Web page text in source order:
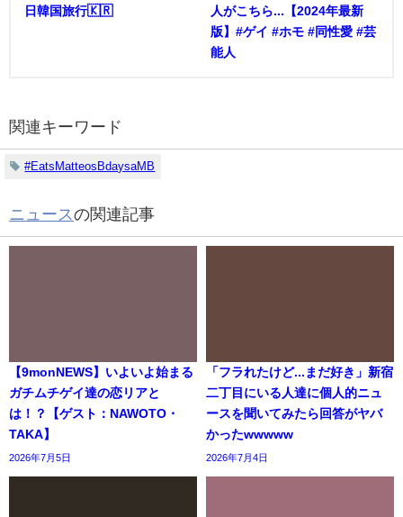
日韓国旅行🇰🇷
人がこちら...【2024年最新
版】#ゲイ #ホモ #同性愛 #芸
能人
関連キーワード
#EatsMatteosBdaysaMB
ニュース の関連記事
【9monNEWS】いよいよ始まる
ガチムチゲイ達の恋リアと
は！？【ゲスト：NAWOTO・
TAKA】
2026年7月5日
「フラれたけど...まだ好き」新宿
二丁目にいる人達に個人的ニュ
ースを聞いてみたら回答がヤバ
かったwwwww
2026年7月4日